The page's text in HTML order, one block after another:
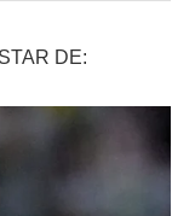
DE: